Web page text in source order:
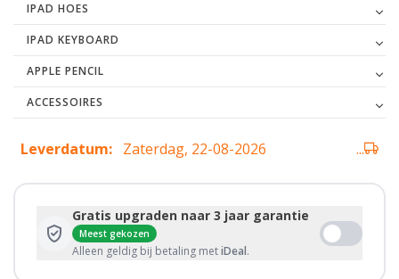
IPAD HOES
IPAD KEYBOARD
APPLE PENCIL
ACCESSOIRES
Leverdatum: Zaterdag, 22-08-2026 ...
Gratis upgraden naar 3 jaar garantie
Meest gekozen
Alleen geldig bij betaling metiDeal.